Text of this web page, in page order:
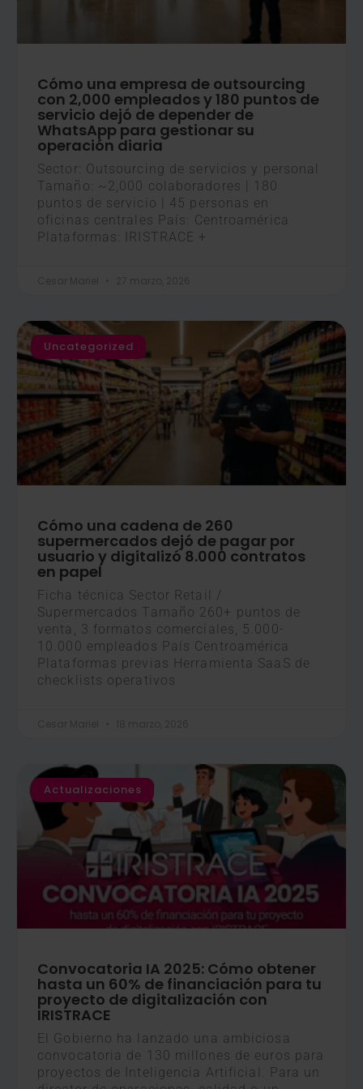
Cómo una empresa de outsourcing
con 2,000 empleados y 180 puntos de
servicio dejó de depender de
WhatsApp para gestionar su
operación diaria
Sector: Outsourcing de servicios y personal
Tamaño: ~2,000 colaboradores | 180
puntos de servicio | 45 personas en
oficinas centrales País: Centroamérica
Plataformas: IRISTRACE +
Uncategorized
Cómo una cadena de 260
supermercados dejó de pagar por
usuario y digitalizó 8.000 contratos
en papel
Ficha técnica Sector Retail /
Supermercados Tamaño 260+ puntos de
venta, 3 formatos comerciales, 5.000-
10.000 empleados País Centroamérica
Plataformas previas Herramienta SaaS de
checklists operativos
Actualizaciones
Convocatoria IA 2025: Cómo obtener
hasta un 60% de financiación para tu
proyecto de digitalización con
IRISTRACE
El Gobierno ha lanzado una ambiciosa
convocatoria de 130 millones de euros para
proyectos de Inteligencia Artificial. Para un